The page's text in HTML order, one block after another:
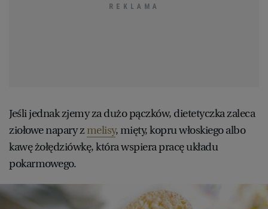
Jeśli jednak zjemy za dużo pączków, dietetyczka zaleca
ziołowe napary zmelisy, mięty, kopru włoskiego albo
kawę żołędziówkę, która wspiera pracę układu
pokarmowego.